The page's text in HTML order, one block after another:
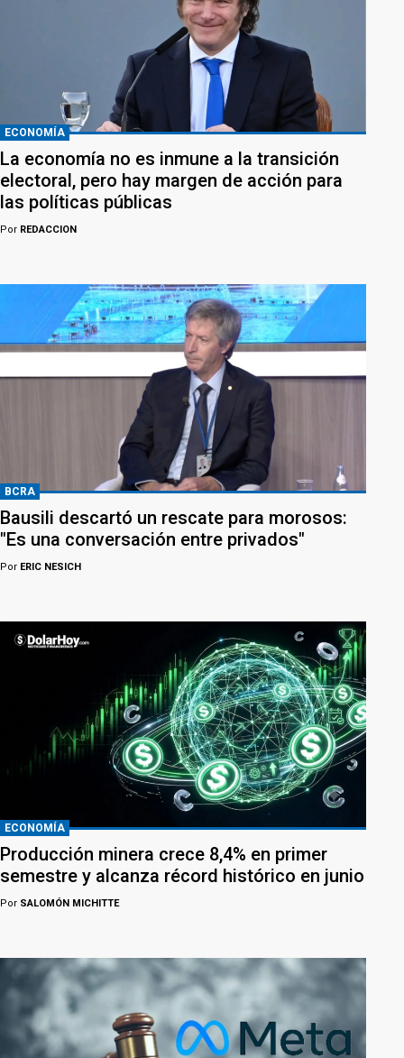
ECONOMÍA
La economía no es inmune a la transición
electoral, pero hay margen de acción para
las políticas públicas
Por REDACCION
BCRA
Bausili descartó un rescate para morosos:
"Es una conversación entre privados"
Por ERIC NESICH
ECONOMÍA
Producción minera crece 8,4% en primer
semestre y alcanza récord histórico en junio
Por SALOMÓN MICHITTE